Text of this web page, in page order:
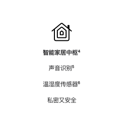
智能家居中枢脚
⁴
声音识别脚
⁵
温湿度传感器脚
⁶
私密又安全